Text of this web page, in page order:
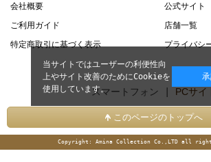
会社概要
公式サイト
ご利用ガイド
店舗一覧
特定商取引に基づく表示
プライバシ
スマートフォン | PCサイ
このページのトップへ
Copyright: Amina Collection Co.,LTD all
当サイトではユーザーの利便性向
上やサイト改善のためにCookieを
使用しています。